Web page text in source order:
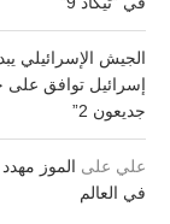
الجيش الإسرائيلي
إسرائيل توافق على
جديعون 2”
علي على الموز مهدد
في العالم